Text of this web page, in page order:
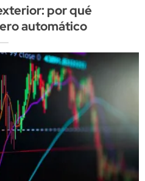
por qué
automático